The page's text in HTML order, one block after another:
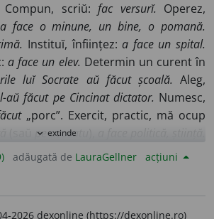
Compun, scriŭ: fac versurĭ. Operez,
a face o minune, un bine, o pomană.
Instituĭ, înființez:a face un spital.
a face un elev. Determin un curent în
luĭ Socrate aŭ făcut școală. Aleg,
aŭ făcut pe Cincinat dictator. Numesc,
„porc”. Exercit, practic, mă ocup
pe avocatu
student în: a face dreptu, a face școala
expand_more extinde
adăugată de LauraGellner acțiuni
2026 dexonline (https://dexonline.ro)